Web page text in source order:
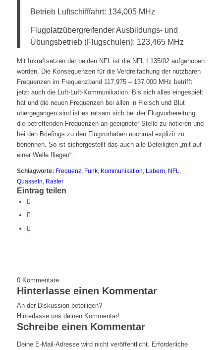
Betrieb Luftschifffahrt: 134,005 MHz
Flugplatzübergreifender Ausbildungs- und
Übungsbetrieb (Flugschulen): 123,465 MHz
Mit Inkraftsetzen der beiden NFL ist die NFL I 135/02 aufgehoben
worden. Die Konsequenzen für die Verdreifachung der nutzbaren
Frequenzen im Frequenzband 117,975 – 137,000 MHz betrifft
jetzt auch die Luft-Luft-Kommunikation. Bis sich alles eingespielt
hat und die neuen Frequenzen bei allen in Fleisch und Blut
übergegangen sind ist es ratsam sich bei der Flugvorbereitung
die betreffenden Frequenzen an geeigneter Stelle zu notieren und
bei den Briefings zu den Flugvorhaben nochmal explizit zu
benennen. So ist sichergestellt das auch alle Beteiligten „mit auf
einer Welle fliegen“.
Schlagworte: Frequenz, Funk, Kommunikation Labern NFL
Quasseln
Raster
Eintrag teilen
0 Kommentare
Hinterlasse einen Kommentar
An der Diskussion beteiligen?
Hinterlasse uns deinen Kommentar!
Schreibe einen Kommentar
Deine E-Mail-Adresse wird nicht veröffentlicht. Erforderliche